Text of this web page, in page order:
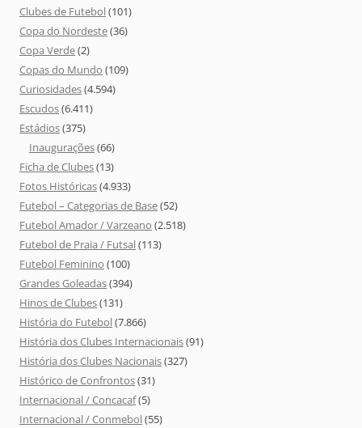
Clubes de Futebol(101)
Copa do Nordeste(36)
Copa Verde(2)
Copas do Mundo (109)
Curiosidades(4.594)
Escudos(6.411)
Estádios(375)
Inaugurações(66)
Ficha de Clubes(13)
Fotos Históricas(4.933)
Futebol – Categorias de Base(52)
Futebol Amador / Varzeano (2.518)
Futebol de Praia / Futsal(113)
Futebol Feminino (100)
Grandes Goleadas(394)
Hinos de Clubes(131)
História do Futebol(7.866)
História dos Clubes Internacionais(91)
História dos Clubes Nacionais(327)
Histórico de Confrontos(31)
Internacional / Concacaf(5)
Internacional / Conmebol(55)